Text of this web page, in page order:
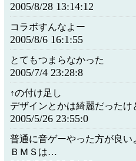
2005/8/28 13:14:12
コラボすんなよー
2005/8/6 16:1:55
とてもつまらなかった
2005/7/4 23:28:8
↑の付け足し
デザインとかは綺麗だったけ
2005/5/26 23:55:0
普通に音ゲーやった方が良
ＢＭＳは…